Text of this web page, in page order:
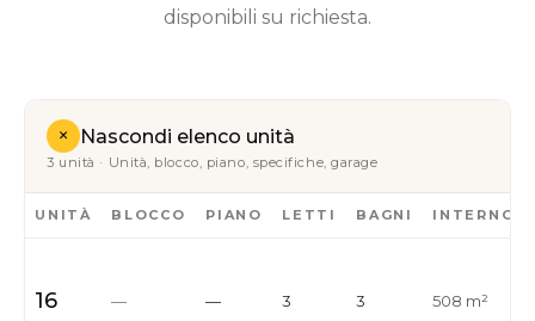
disponibili su richiesta.
+ Nascondi elenco unità
3 unità · Unità, blocco, piano, specifiche, garage
UNITÀ BLOCCO PIANO LETTI BAGNI INTERNO
16 — — 3 3 508 m²